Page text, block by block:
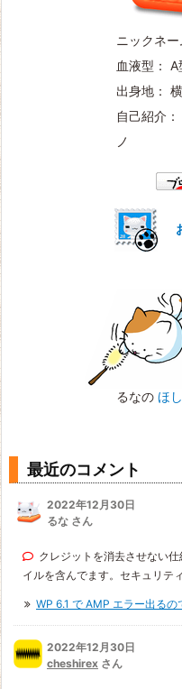
ニックネ
血液型： A
出身地：
自己紹介
ノ
るなの ほ
最近のコメント
2022年12月30日
るな さん
クレジットを消去させない
イルを含んでます。セキュリテ
WP 6.1 で AMP エラー出るの
2022年12月30日
cheshirex さん